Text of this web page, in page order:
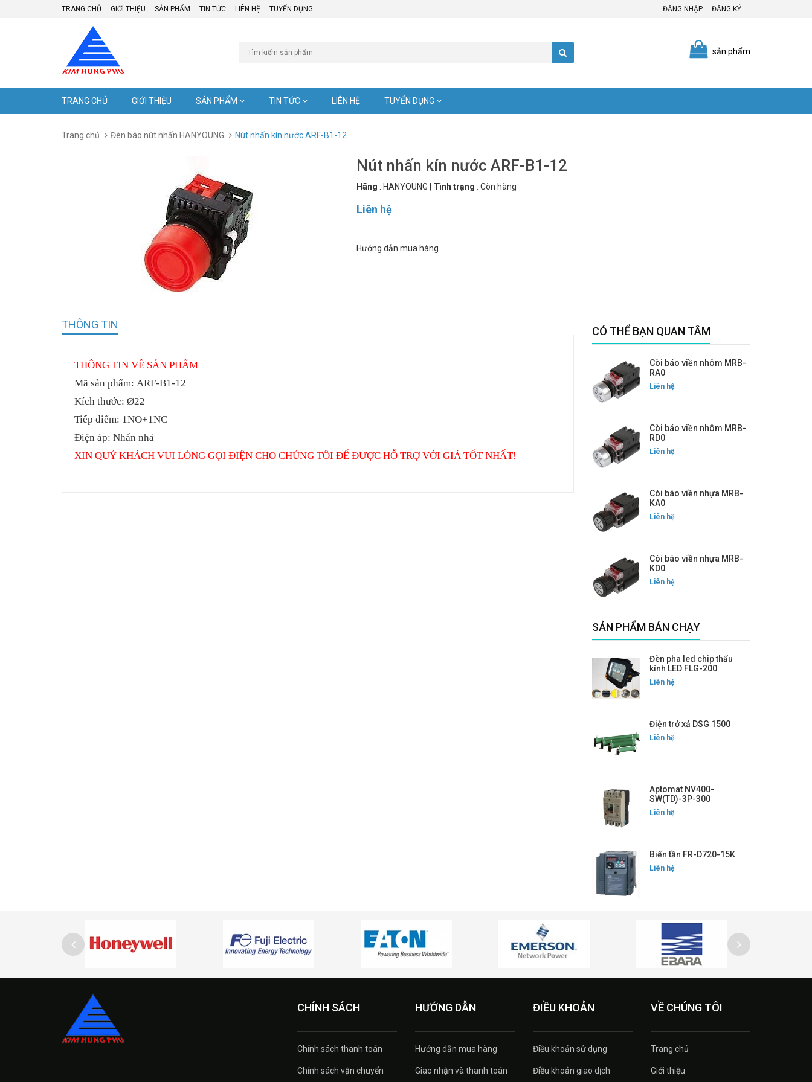
TRANG CHỦ GIỚI THIỆU SẢN PHẨM TIN TỨC LIÊN HỆ TUYỂN DỤNG ĐĂNG NHẬP ĐĂNG KÝ
sản phẩm
TRANG CHỦ GIỚI THIỆU SẢN PHẨM TIN TỨC LIÊN HỆ TUYỂN DỤNG
Trang chủ Đèn báo nút nhấn HANYOUNG Nút nhấn kín nước ARF-B1-12
Nút nhấn kín nước ARF-B1-12
Hãng : HANYOUNG Tình trạng : Còn hàng
Liên hệ
Hướng dẫn mua hàng
THÔNG TIN
THÔNG TIN VỀ SẢN PHẨM
Mã sản phẩm: ARF-B1-12
Kích thước: Ø22
Tiếp điểm: 1NO+1NC
Điện áp: Nhấn nhả
XIN QUÝ KHÁCH VUI LÒNG GỌI ĐIỆN CHO CHÚNG TÔI ĐỂ ĐƯỢC HỖ TRỢ VỚI GIÁ TỐT NHẤT!
CÓ THỂ BẠN QUAN TÂM
Còi báo viền nhôm MRB-
RA0
Liên hệ
Còi báo viền nhôm MRB-
RD0
Liên hệ
Còi báo viền nhựa MRB-
KA0
Liên hệ
Còi báo viền nhựa MRB-
KD0
Liên hệ
SẢN PHẨM BÁN CHẠY
Đèn pha led chip thấu
kính LED FLG-200
Liên hệ
Điện trở xả DSG 1500
Liên hệ
Aptomat NV400-
SW(TD)-3P-300
Liên hệ
Biến tần FR-D720-15K
Liên hệ
CHÍNH SÁCH
Chính sách thanh toán
Chính sách vận chuyển
HƯỚNG DẪN
Hướng dẫn mua hàng
Giao nhận và thanh toán
ĐIỀU KHOẢN
Điều khoản sử dụng
Điều khoản giao dịch
VỀ CHÚNG TÔI
Trang chủ
Giới thiệu